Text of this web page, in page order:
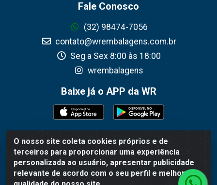
O nosso site coleta cookies próprios e de
terceiros para proporcionar uma experiência
personalizada ao usuário, apresentar publicidade
relevante de acordo com o seu perfil e melhorar a
Fale Conosco
(32) 98474-7056
contato@wrembalagens.com.br
Seg a Sex 8:00 às 18:00
wrembalagens
Baixe já o APP da WR
WR Embalagens - R. Cel. Teodoro Gomes de Araújo,
1360 - Grogotó - Barbacena / MG - CEP 36202-628 -
CNPJ 02.692.206/0001-55